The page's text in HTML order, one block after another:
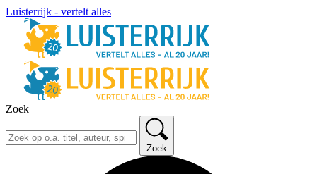
Luisterrijk - vertelt alles
Zoek
Zoek